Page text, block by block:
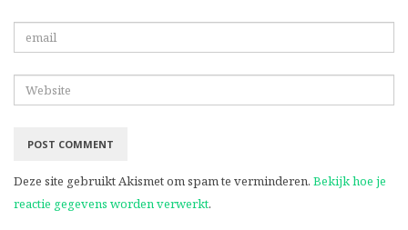
Deze site gebruikt Akismet om spam te verminderen. Bekijk hoe je
reactie gegevens worden verwerkt.